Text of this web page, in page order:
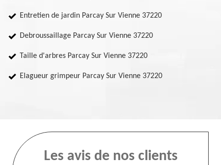
Entretien de jardin Parcay Sur Vienne 37220
Debroussaillage Parcay Sur Vienne 37220
Taille d'arbres Parcay Sur Vienne 37220
Elagueur grimpeur Parcay Sur Vienne 37220
Les avis de nos clients